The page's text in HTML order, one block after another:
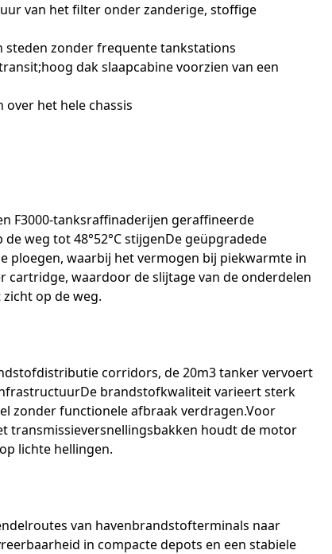
van het filter onder zanderige, stoffige
steden zonder frequente tankstations
dak slaapcabine voorzien van een
het hele chassis
F3000-tanksraffinaderijen geraffineerde
weg tot 48°52°C stijgenDe geüpgradede
ploegen, waarbij het vermogen bij piekwarmte in
waardoor de slijtage van de onderdelen
op de weg.
corridors, de 20m3 tanker vervoert
brandstofkwaliteit varieert sterk
zonder functionele afbraak verdragen.Voor
transmissieversnellingsbakken houdt de motor
lichte hellingen.
van havenbrandstofterminals naar
in compacte depots en een stabiele